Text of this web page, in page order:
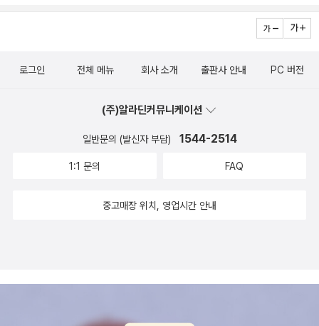
로그인 전체 메뉴 회사 소개 출판사 안내 PC 버전
(주)알라딘커뮤니케이션
일반문의 (발신자 부담) 1544-2514
1:1 문의 FAQ
중고매장 위치, 영업시간 안내